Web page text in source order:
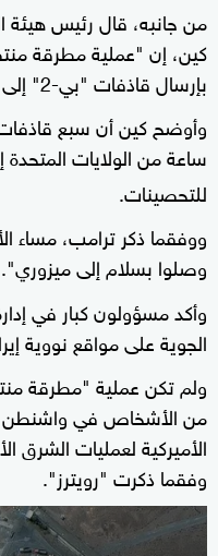
من جانبه، قال رئيس هيئة
كين، إن "عملية مطرقة
بإرسال قاذفات "بي-2" إلى مواقع مختلفة.
ساعة من الولايات المتحدة
للتحصينات.
وصلوا بسلام إلى ميزوري".
وأكد مسؤولون كبار في
الجوية على مواقع نووية
ولم تكن عملية "مطرقة
من الأشخاص في واشنطن
الأميركية لعمليات الشرق
وفقما ذكرت "رويترز".